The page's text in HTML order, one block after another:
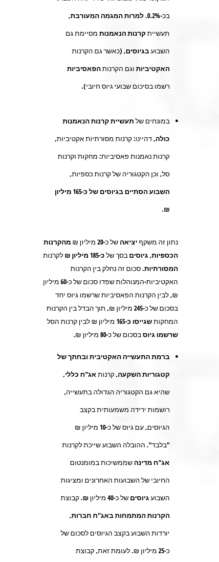
בכ-0.2%
.למרות המגמה המעורבת,
תעשייתקרנות הנאמנות מסיימת גם
השבועבגיוסים, (כאשר גם הקרנות
האקטיביות וגם הקרנותהפאסיביות
רשמו בסיכום שבועי גיוס חיובי).
במונחים של תעשיית קרנות הנאמנות
כולה, דהיינו: קרנות מסורתיות אקטיביות,
קרנות נאמנות פאסיביות: מחקות וקרנות
סל, וכן הקטגוריה של קרנות כספיות,
השבוע הסתיים בגיוסים של כ-165 מיליון
₪.
נתון זה משקף יציאה של כ-20 מיליון ₪ מהקרנות
הכספיות, גיוסים בסך של כ-185 מיליון ₪
לקרנות
המסורתיות.סכום זה נחלק בין הקרנות
האקטיביות-המנוהלות שפדו סכום של כ-60 מיליון
₪, לבין הקרנות הפאסיביות שרשמו גיוס יחד
בסכום של כ-245 מיליון ₪, תוך הבדל בין הקרנות
המחקותשגייסו כ-165
מיליון ₪ לבין קרנות הסל
שרשמו גיוסבסכום של כ-80 מיליון ₪.
ברמת התעשייה האקטיבית ובחתך של
קטגוריות השקעה, קרנות אג"ח כללי,
שהיא גם הקטגוריה הגדולה בתעשייה,
רושמות ירידה משמעותית בקצב
הגיוסים, עם גיוס של כ-10
מיליון ₪
"בלבד". ההובלה השבוע שייכת לקרנות
אג"ח מדינה שממשיכות במומנטום
החיובי של השבועות האחרונים ומציגות
השבוע גיוסים של כ-40 מיליון ₪.קבוצת
הקרנות המתמחות באג"ח חברות,
יורדות השבוע בקצב הגיוסים לסכום של
כ-25 מיליון ₪. לעומת זאת, קבוצת